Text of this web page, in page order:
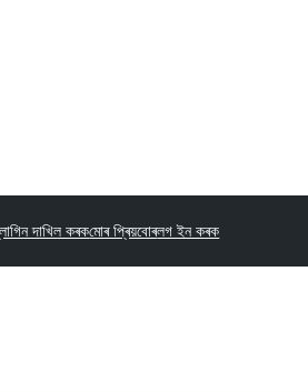
দাখিল কৰকমোৰ প্ৰিয়বোৰলগ ইন কৰক